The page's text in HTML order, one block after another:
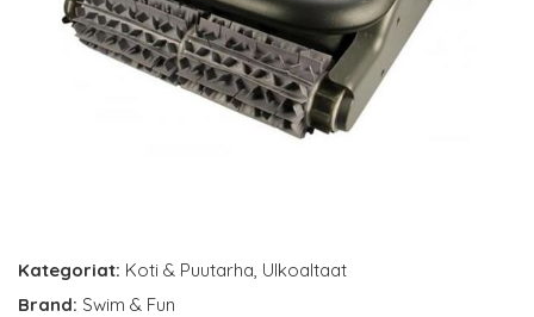
Kategoriat: Koti & Puutarha, Ulkoaltaat
Brand: Swim & Fun